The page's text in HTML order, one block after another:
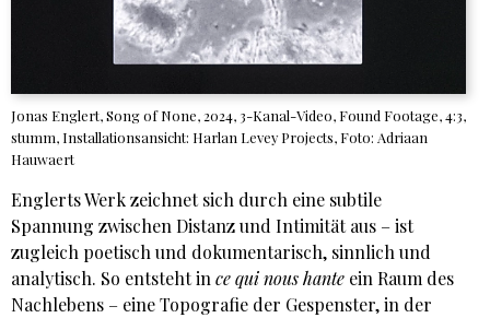
Jonas Englert, Song of None, 2024, 3-Kanal-Video, Found Footage, 4:3,
stumm, Installationsansicht: Harlan Levey Projects, Foto: Adriaan
Hauwaert
Englerts Werk zeichnet sich durch eine subtile
Spannung zwischen Distanz und Intimität aus – ist
zugleich poetisch und dokumentarisch, sinnlich und
analytisch. So entsteht ince qui nous hante ein Raum des
Nachlebens – eine Topografie der Gespenster, in der